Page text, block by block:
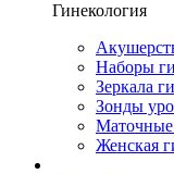
Гинекология
Наборы
Зеркала
Зонды
Маточные
Женская